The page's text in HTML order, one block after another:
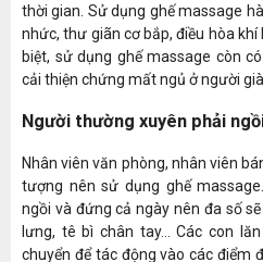
thời gian. Sử dụng ghế massage
nhức, thư giãn cơ bắp, điều hòa
biệt, sử dụng ghế massage còn
cải thiện chứng mất ngủ ở người già.
Người thường xuyên phải
Nhân viên văn phòng, nhân viên
tượng nên sử dụng ghế
ngồi và đứng cả ngày nên đa số
lưng, tê bì chân tay… Các con
chuyển để tác động vào các điểm